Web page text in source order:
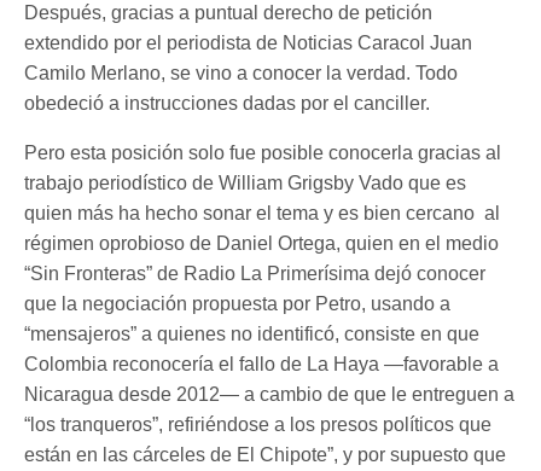
Después, gracias a puntual derecho de petición
extendido por el periodista de Noticias Caracol Juan
Camilo Merlano, se vino a conocer la verdad. Todo
obedeció a instrucciones dadas por el canciller.
Pero esta posición solo fue posible conocerla gracias al
trabajo periodístico de William Grigsby Vado que es
quien más ha hecho sonar el tema y es bien cercano al
régimen oprobioso de Daniel Ortega, quien en el medio
“Sin Fronteras” de Radio La Primerísima dejó conocer
que la negociación propuesta por Petro, usando a
“mensajeros” a quienes no identificó, consiste en que
Colombia reconocería el fallo de La Haya —favorable a
Nicaragua desde 2012— a cambio de que le entreguen a
“los tranqueros”, refiriéndose a los presos políticos que
están en las cárceles de El Chipote”, y por supuesto que